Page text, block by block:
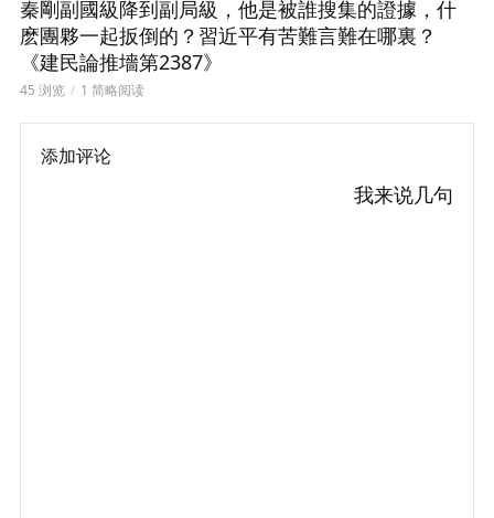
秦剛副國級降到副局級，他是被誰搜集的證據，什
麽團夥一起扳倒的？習近平有苦難言難在哪裏？
《建民論推墻第2387》
45 浏览 1 简略阅读
添加评论
我来说几句